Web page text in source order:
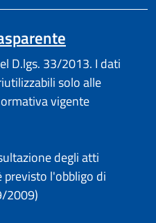
D.lgs. 33/2013. I dati
solo alle
vigente
degli atti
l'obbligo di
2009)